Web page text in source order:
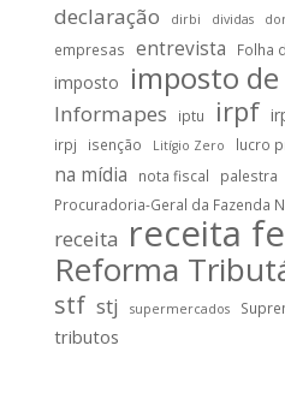
declaração dirbi dividas
empresas entrevista Folha
imposto imposto
Informapes iptu irpf
irpj
isenção Litígio Zero lucro
na mídia nota fiscal palestra
Procuradoria-Geral da Fazenda
receita receita
Reforma
stf stj supermercados
tributos